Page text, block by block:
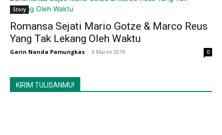
Story
Romansa Sejati Mario Gotze & Marco Reus
Yang Tak Lekang Oleh Waktu
Garin Nanda Pamungkas - 9 Maret 2019 0
KIRIM TULISANMU!